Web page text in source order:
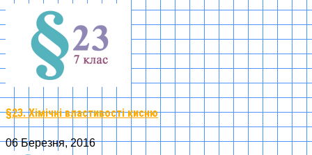
§23. Хімічні властивості кисню
06 Березня, 2016